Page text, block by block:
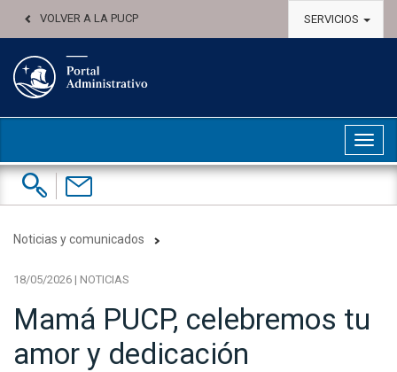
VOLVER A LA PUCP SERVICIOS
Buscar:
Contáctenos
Noticias y comunicados
18/05/2026 | NOTICIAS
Mamá PUCP, celebremos tu
amor y dedicación